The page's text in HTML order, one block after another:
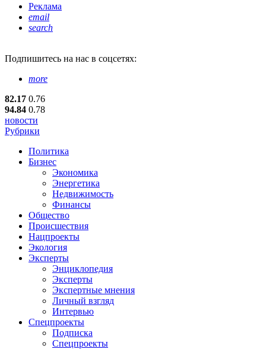
Реклама
email
search
Подпишитесь на нас в соцсетях:
more
82.17 0.76
94.84 0.78
новости
Рубрики
Политика
Бизнес
Экономика
Энергетика
Недвижимость
Финансы
Общество
Происшествия
Нацпроекты
Экология
Эксперты
Энциклопедия
Эксперты
Экспертные мнения
Личный взгляд
Интервью
Спецпроекты
Подписка
Спецпроекты